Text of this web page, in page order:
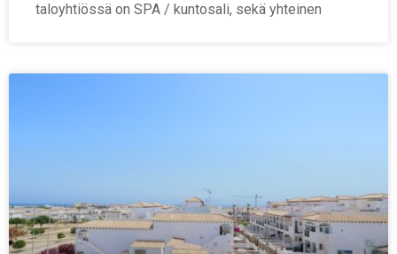
taloyhtiössä on SPA / kuntosali, sekä yhteinen